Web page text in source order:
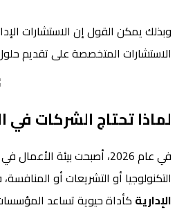
وبذلك يمكن القول إن الاستشارات
الاستشارات المتخصصة على تقديم
لماذا تحتاج الشركات في
في عام 2026، أصبحت
التكنولوجيا أو التشريعات أو
الإداريةكأداة حيوية تساعد